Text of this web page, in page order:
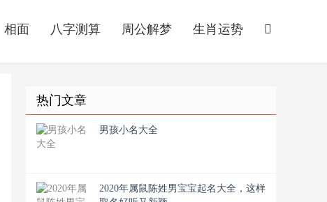
相面 八字测算 周公解梦 生肖运势
热门文章
男孩小名大全
2020年属鼠陈姓男宝宝起名大全，这样